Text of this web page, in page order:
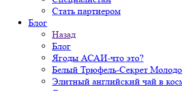
Стать партнером
Блог
Назад
Блог
Ягоды АСАИ-что это?
Белый Трюфель-Секрет
Элитный английский чай в